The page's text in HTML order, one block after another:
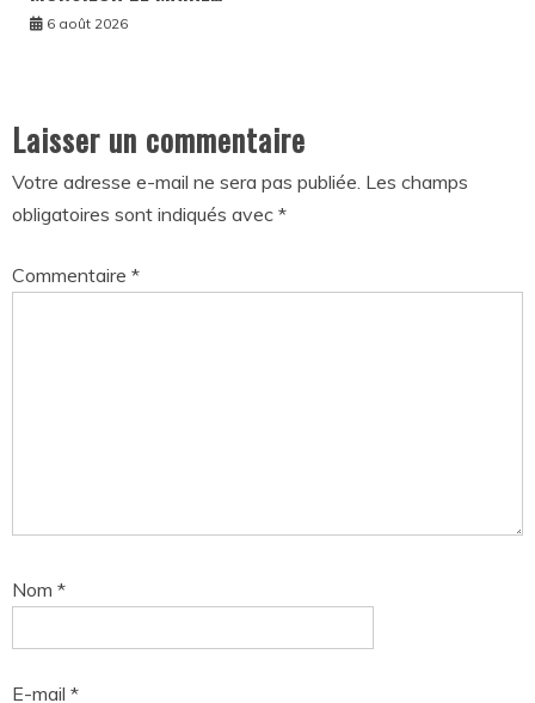
6 août 2026
Laisser un commentaire
Votre adresse e-mail ne sera pas publiée. Les champs
obligatoires sont indiqués avec *
Commentaire *
Nom *
E-mail *